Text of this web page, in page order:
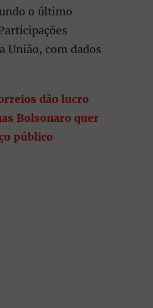
o último
União, com dados
dão lucro
Bolsonaro quer
público